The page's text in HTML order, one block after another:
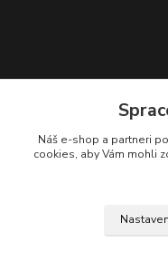
+421 2 529 67 411
Náš e-shop a partneri
cookies, aby Vám mohli